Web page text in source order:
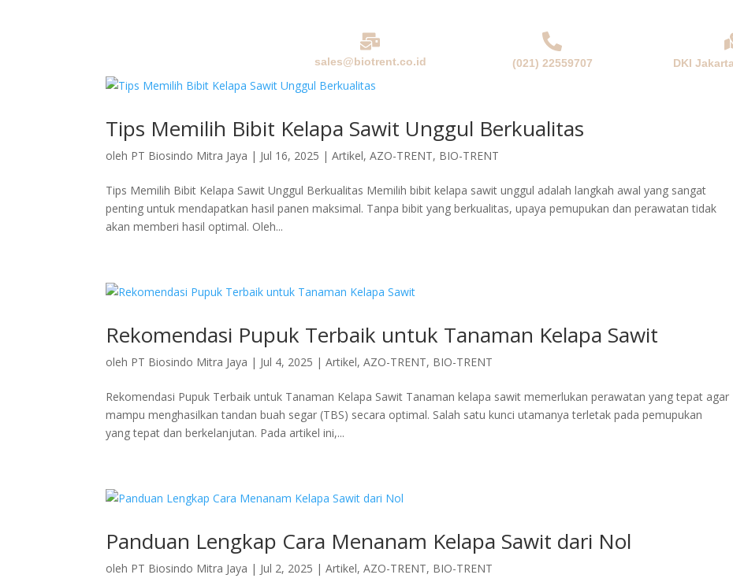
sales@biotrent.co.id (021) 22559707 DKI
Tips Memilih Bibit Kelapa Sawit Unggul Berkualitas
oleh PT Biosindo Mitra Jaya | Jul 16, 2025 |Artikel,AZO-TRENT, BIO-TRENT
Tips Memilih Bibit Kelapa Sawit Unggul Berkualitas Memilih bibit kelapa sawit unggul adalah langkah awal yang sangat
penting untuk mendapatkan hasil panen maksimal. Tanpa bibit yang berkualitas, upaya pemupukan dan perawatan tidak
akan memberi hasil optimal. Oleh...
Rekomendasi Pupuk Terbaik untuk Tanaman Kelapa Sawit
oleh PT Biosindo Mitra Jaya | Jul 4, 2025 |Artikel,AZO-TRENT, BIO-TRENT
Rekomendasi Pupuk Terbaik untuk Tanaman Kelapa Sawit Tanaman kelapa sawit memerlukan perawatan yang tepat agar
mampu menghasilkan tandan buah segar (TBS) secara optimal. Salah satu kunci utamanya terletak pada pemupukan
yang tepat dan berkelanjutan. Pada artikel ini,...
Panduan Lengkap Cara Menanam Kelapa Sawit dari Nol
oleh PT Biosindo Mitra Jaya | Jul 2, 2025 |Artikel,AZO-TRENT, BIO-TRENT